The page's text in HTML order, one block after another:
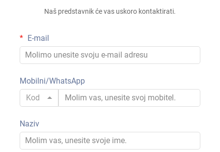
Naš predstavnik će vas uskoro kontaktirati.
E-mail
Mobilni/WhatsApp
Kod
Naziv